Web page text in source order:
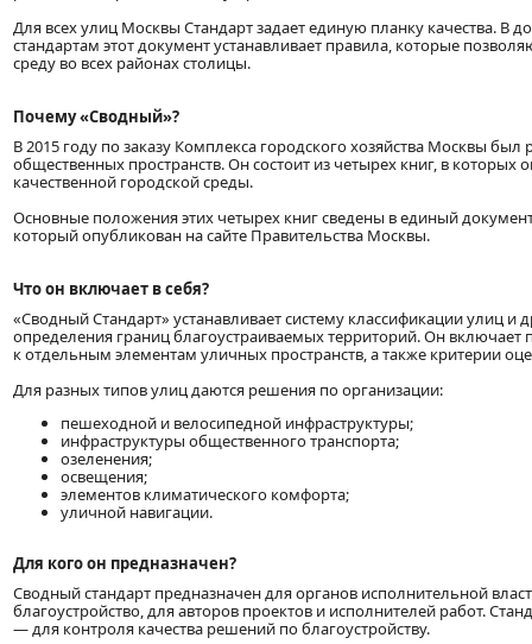
Для всех улиц Москвы Стандарт задает единую планку качества.
стандартам этот документ устанавливает правила, которые
среду во всех районах столицы.
Почему «Сводный»?
В 2015 году по заказу Комплекса городского хозяйства Москвы был
общественных пространств. Он состоит из четырех книг, в
качественной городской среды.
Основные положения этих четырех книг сведены в единый
который опубликован на сайте Правительства Москвы.
Что он включает в себя?
«Сводный Стандарт» устанавливает систему классификации улиц и
определения границ благоустраиваемых территорий. Он
к отдельным элементам уличных пространств, а также критерии
Для разных типов улиц даются решения по организации:
пешеходной и велосипедной инфраструктуры;
инфраструктуры общественного транспорта;
озеленения;
освещения;
элементов климатического комфорта;
уличной навигации.
Для кого он предназначен?
Сводный стандарт предназначен для органов исполнительной
благоустройство, для авторов проектов и исполнителей работ.
— для контроля качества решений по благоустройству.